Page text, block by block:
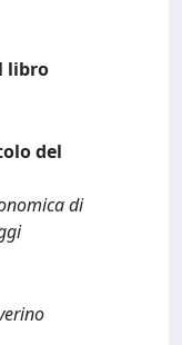
libro
del
di